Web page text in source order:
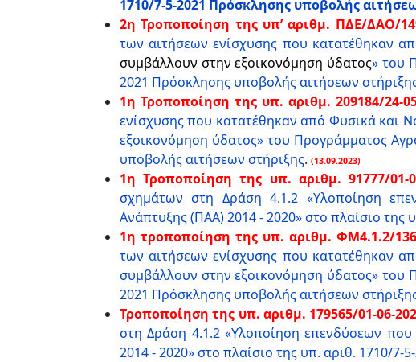
1710/7-5-2021 Πρόσκλησης υποβολής
2η Τροποποίηση της υπ’ αριθμ. ΠΔΕ/ΔΑΟ/
των αιτήσεων ενίσχυσης που κατατέθηκαν
συμβάλλουν στην εξοικονόμηση ύδατος» του
2021 Πρόσκλησης υποβολής αιτήσεων
1η Τροποποίηση της υπ. αριθμ. 209184/24-
ενίσχυσης που κατατέθηκαν από Φυσικά και
εξοικονόμηση ύδατος» του Προγράμματος
υποβολής αιτήσεων στήριξης. (13.09.2023)
1η Τροποποίηση της υπ. αριθμ. 91777/01-
σχημάτων στη Δράση 4.1.2 «Υλοποίηση
Ανάπτυξης (ΠΑΑ) 2014 - 2020» στο πλαίσιο
1η τροποποίηση της υπ. αριθμ. ΦΜ4.1.2/
των αιτήσεων ενίσχυσης που κατατέθηκαν
συμβάλλουν στην εξοικονόμηση ύδατος» του
2021 Πρόσκλησης υποβολής αιτήσεων
Τροποποίηση της υπ. αριθμ. 179565/01-06-
στη Δράση 4.1.2 «Υλοποίηση επενδύσεων
2014 - 2020» στο πλαίσιο της υπ. αριθ. 1710/